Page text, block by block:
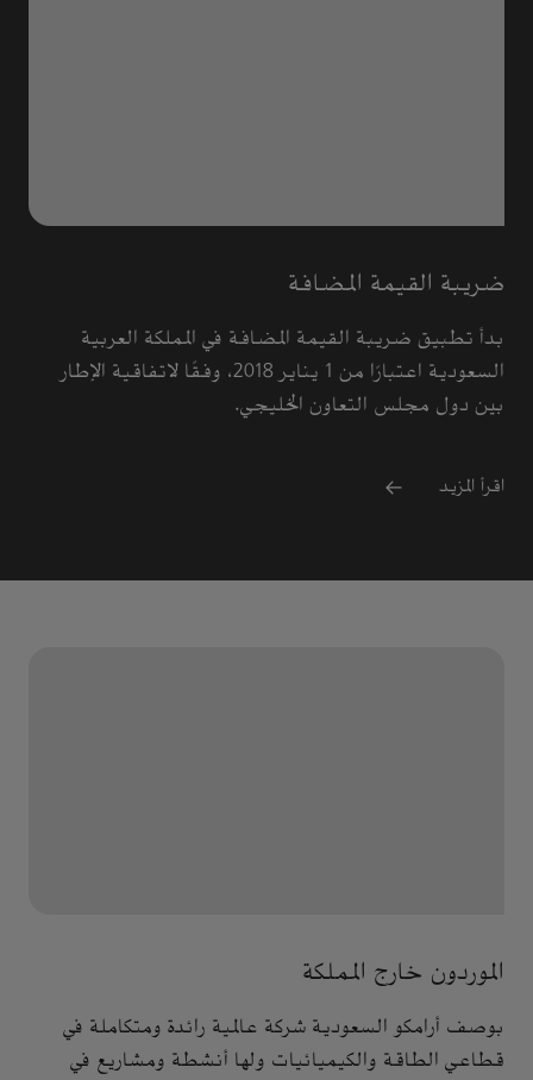
ضريبة القيمة المضافة
بدأ تطبيق ضريبة القيمة المضافة في المملكة العربية
السعودية اعتبارًا من 1 يناير 2018، وفقًا لاتفاقية الإطار
بين دول مجلس التعاون الخليجي.
اقرأ المزيد
الموردون خارج المملكة
بوصف أرامكو السعودية شركة عالمية رائدة ومتكاملة في
قطاعي الطاقة والكيميائيات ولها أنشطة ومشاريع في